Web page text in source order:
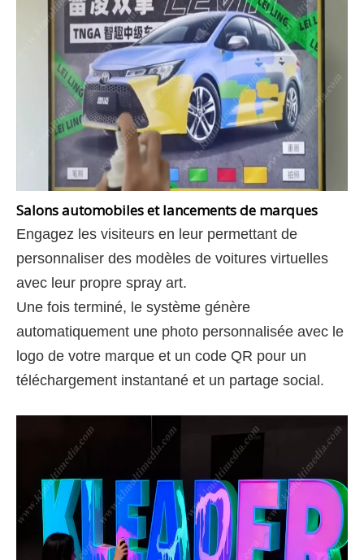
Salons automobiles et lancements de marques
Engagez les visiteurs en leur permettant de
personnaliser des modèles de voitures virtuelles
avec leur propre spray art.
Une fois terminé, le système génère
automatiquement une photo personnalisée avec le
logo de votre marque et un code QR pour un
téléchargement instantané et un partage social.